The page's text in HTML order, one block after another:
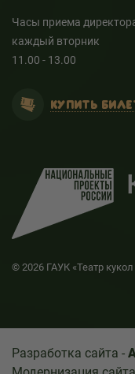
Часы приема
каждый вторник
11.00 - 13.00
КУПИТЬ
© 2026 ГАУК «Театр
Разработка сайта -